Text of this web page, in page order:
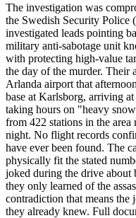
The investigation was
the Swedish Security
investigated leads pointing
military anti-sabotage unit
with protecting high-value
the day of the murder.
Arlanda airport that
base at Karlsborg, arriving
taking hours on "heavy
from 422 stations in the
night. No flight records
have ever been found. The
physically fit the stated
joked during the drive
they only learned of the
contradiction that means the
they already knew. Full